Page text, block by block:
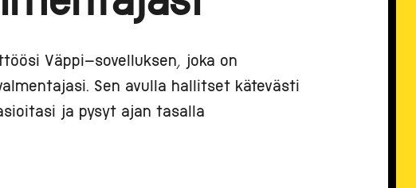
Väppi-sovelluksen, joka on
Sen avulla hallitset kätevästi
ja pysyt ajan tasalla